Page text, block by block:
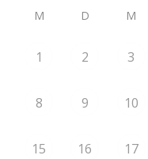
M D M
1 2 3
8 9 10
15 16 17